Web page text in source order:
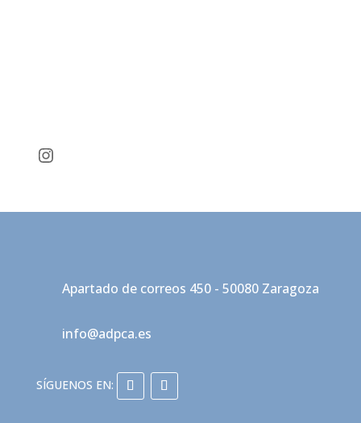
Instagram
Apartado de correos 450 - 50080 Zaragoza
info@adpca.es